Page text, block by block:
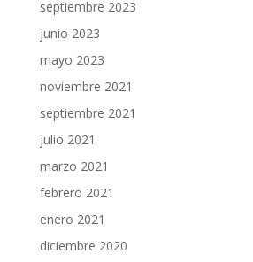
septiembre 2023
junio 2023
mayo 2023
noviembre 2021
septiembre 2021
julio 2021
marzo 2021
febrero 2021
enero 2021
diciembre 2020